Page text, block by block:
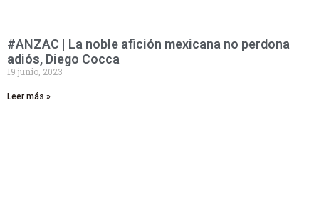
#ANZAC | La noble afición mexicana no perdona
adiós, Diego Cocca
19 junio, 2023
Leer más »